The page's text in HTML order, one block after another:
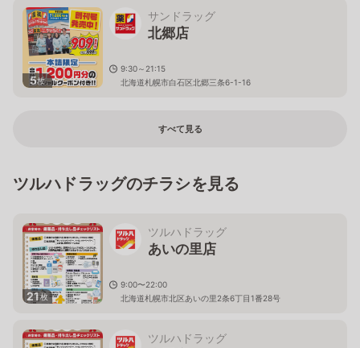
5枚
サンドラッグ
北郷店
9:30～21:15
北海道札幌市白石区北郷三条6-1-16
すべて見る
ツルハドラッグのチラシを見る
21枚
ツルハドラッグ
あいの里店
9:00〜22:00
北海道札幌市北区あいの里2条6丁目1番28号
ツルハドラッグ